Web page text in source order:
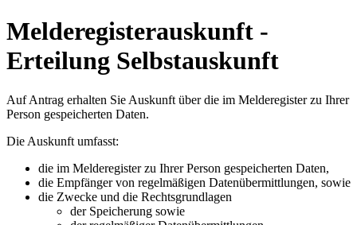
Melderegisterauskunft -
Erteilung Selbstauskunft
Auf Antrag erhalten Sie Auskunft über die im Melderegister zu Ihrer
Person gespeicherten Daten.
Die Auskunft umfasst:
die im Melderegister zu Ihrer Person gespeicherten Daten,
die Empfänger von regelmäßigen Datenübermittlungen, sowie
die Zwecke und die Rechtsgrundlagen
der Speicherung sowie